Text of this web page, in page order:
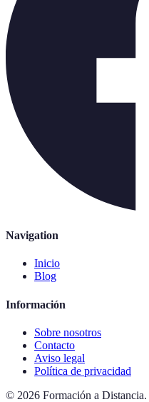
Navigation
Inicio
Blog
Información
Sobre nosotros
Contacto
Aviso legal
Política de privacidad
© 2026 Formación a Distancia.